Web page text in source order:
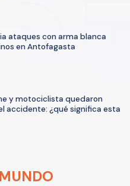
ataques con arma blanca
en Antofagasta
y motociclista quedaron
accidente: ¿qué significa esta